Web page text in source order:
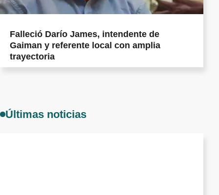
Falleció Darío James, intendente de
Gaiman y referente local con amplia
trayectoria
Últimas noticias